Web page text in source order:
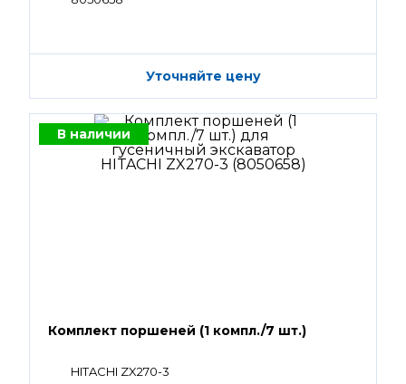
Уточняйте цену
В наличии
Комплект поршеней (1 компл./7 шт.)
HITACHI ZX270-3